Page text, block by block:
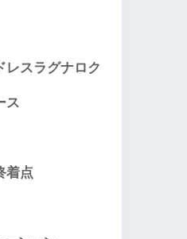
レスラグナロク
ス
着点